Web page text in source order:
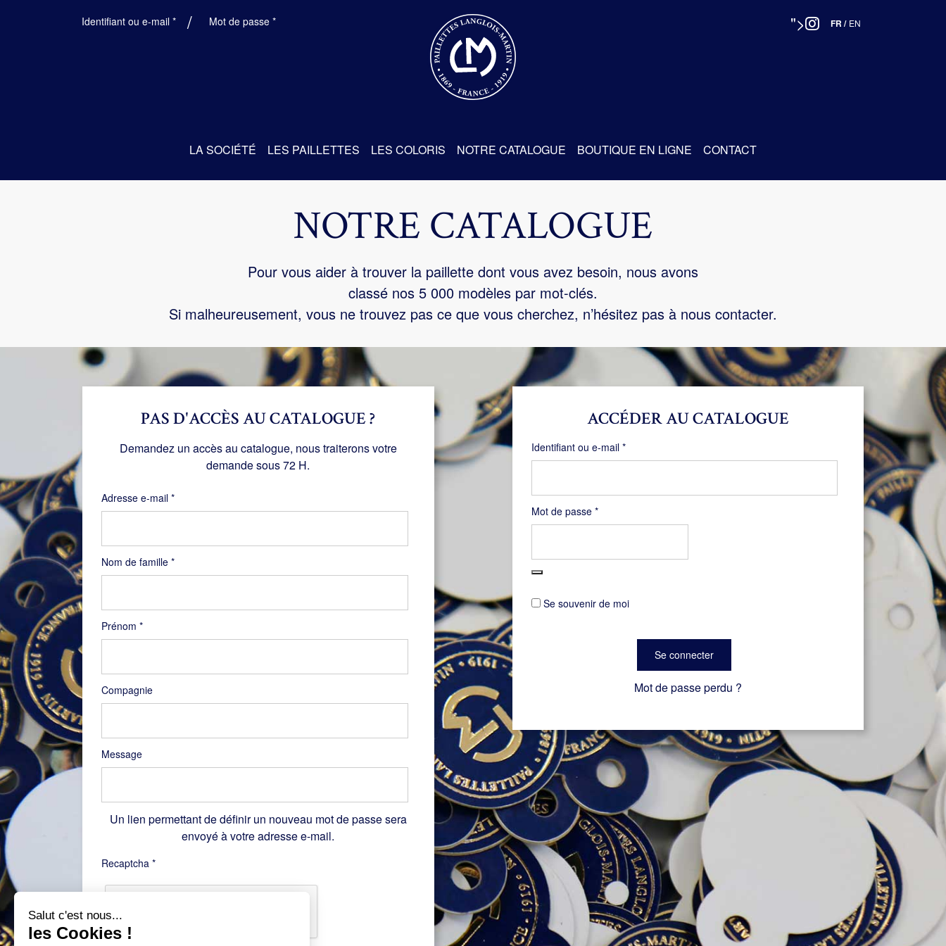
Identifiant ou e-mail *ObligatoireMot de passe *Obligatoire "> FR / EN
LA SOCIÉTÉ LES PAILLETTES LES COLORIS NOTRE CATALOGUE BOUTIQUE EN LIGNE CONTACT
NOTRE CATALOGUE
Pour vous aider à trouver la paillette dont vous avez besoin, nous avons
classé nos 5 000 modèles par mot-clés.
Si malheureusement, vous ne trouvez pas ce que vous cherchez, n’hésitez pas à nous contacter.
ACCÉDER AU CATALOGUE
Identifiant ou e-mail *Obligatoire
Mot de passe *Obligatoire
Se souvenir de moi
Se connecter
Mot de passe perdu ?
Nom de famille *
Prénom *
Compagnie
Message
PAS D'ACCÈS AU CATALOGUE ?
Demandez un accès au catalogue, nous traiterons votre
demande sous 72 H.
Adresse e-mail *Obligatoire
Un lien permettant de définir un nouveau mot de passe sera
envoyé à votre adresse e-mail.
Recaptcha *